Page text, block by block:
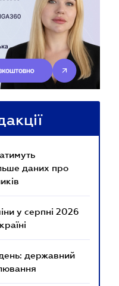
даних про
у серпні 2026
державний